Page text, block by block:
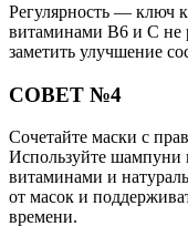
Регулярность — ключ
витаминами B6 и C не
заметить улучшение
СОВЕТ №4
Сочетайте маски с
Используйте
витаминами и
от масок и
времени.